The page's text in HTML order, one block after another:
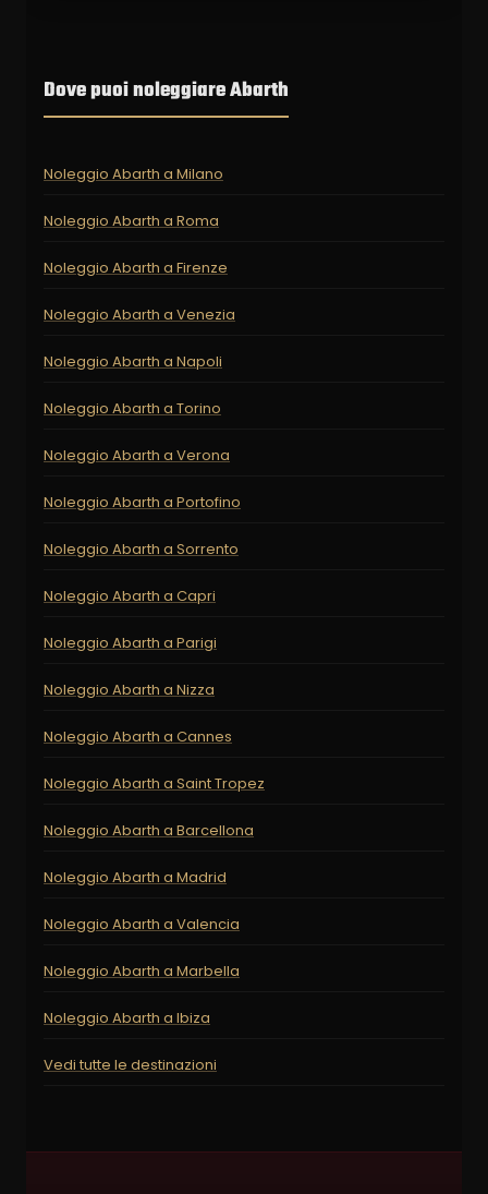
Dove puoi noleggiare Abarth
Noleggio Abarth a Milano
Noleggio Abarth a Roma
Noleggio Abarth a Firenze
Noleggio Abarth a Venezia
Noleggio Abarth a Napoli
Noleggio Abarth a Torino
Noleggio Abarth a Verona
Noleggio Abarth a Portofino
Noleggio Abarth a Sorrento
Noleggio Abarth a Capri
Noleggio Abarth a Parigi
Noleggio Abarth a Nizza
Noleggio Abarth a Cannes
Noleggio Abarth a Saint Tropez
Noleggio Abarth a Barcellona
Noleggio Abarth a Madrid
Noleggio Abarth a Valencia
Noleggio Abarth a Marbella
Noleggio Abarth a Ibiza
Vedi tutte le destinazioni